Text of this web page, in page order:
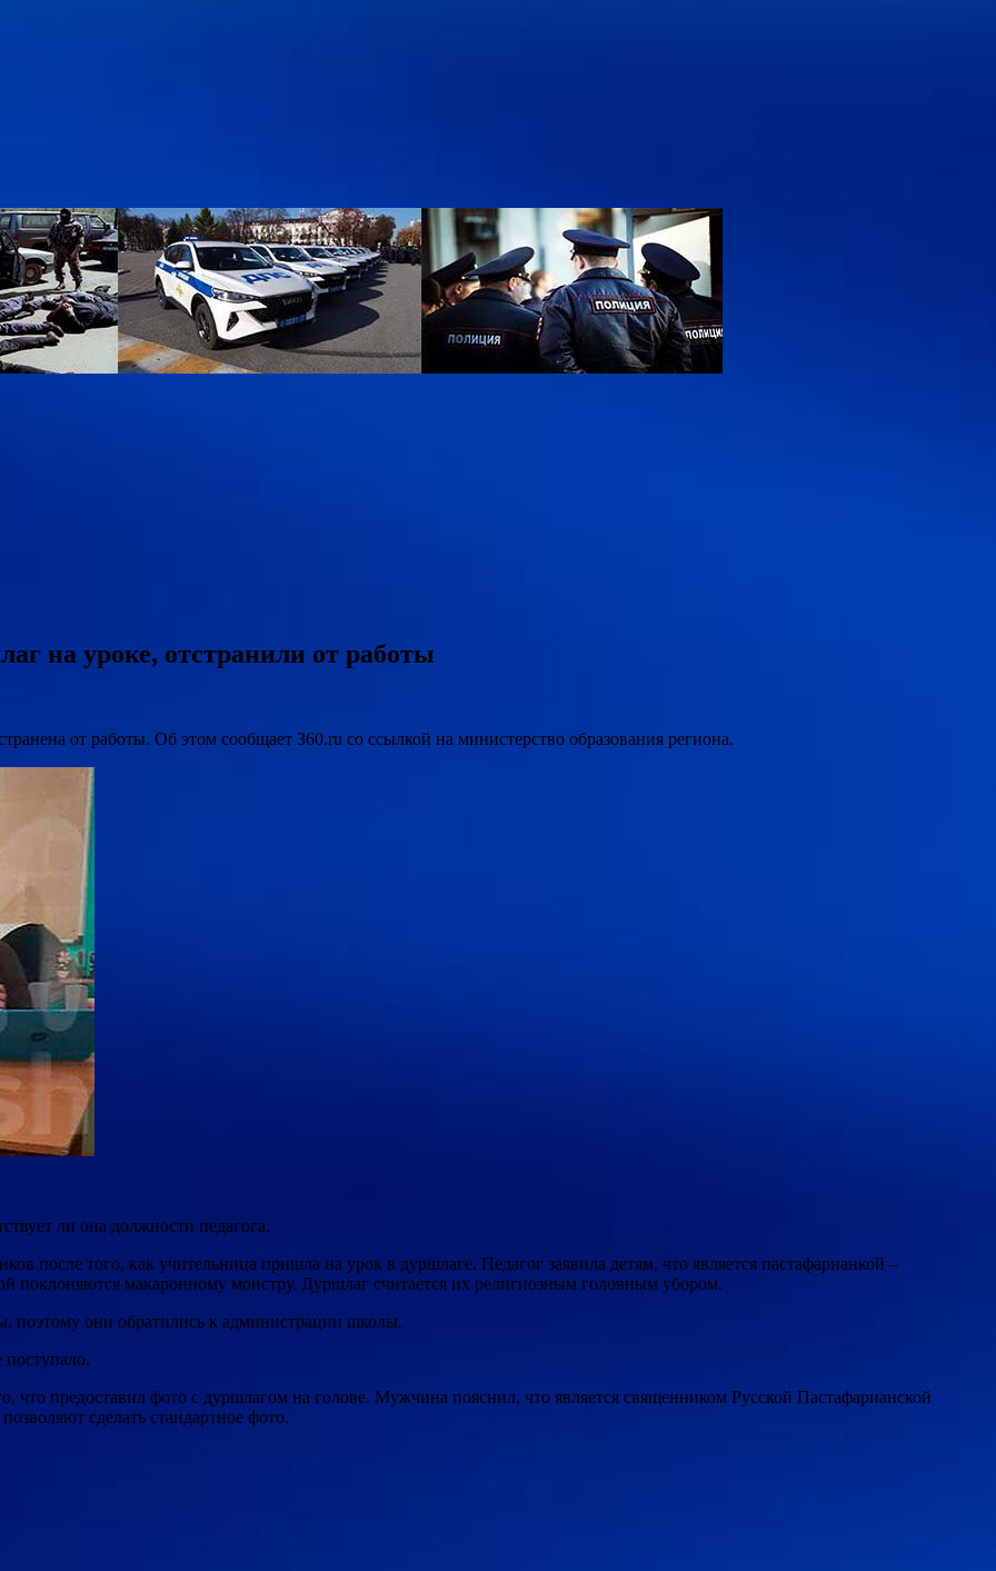
на уроке, отстранили от работы
от работы. Об этом сообщает 360.ru со ссылкой на министерство образования региона.
ли она должности педагога.
после того, как учительница пришла на урок в дуршлаге. Педагог заявила детям, что является пастафарианкой –
поклоняются макаронному монстру. Дуршлаг считается их религиозным головным убором.
поэтому они обратились к администрации школы.
что предоставил фото с дуршлагом на голове. Мужчина пояснил, что является священником Русской Пастафарианской
сделать стандартное фото.